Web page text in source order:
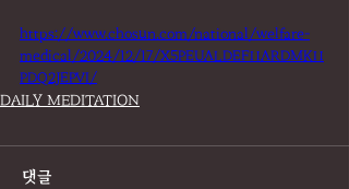
https://www.chosun.com/national/welfare-
medical/2024/12/17/X5PEUALDEFHARDMKH
PDQ2JEPVI/
DAILY MEDITATION
댓글